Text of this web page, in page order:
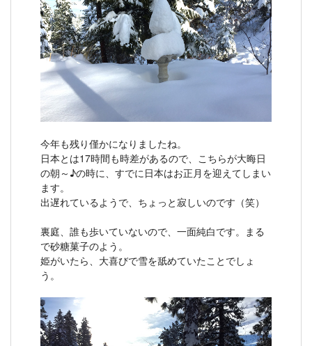
今年も残り僅かになりましたね。
日本とは17時間も時差があるので、こちらが大晦日
の朝～♪の時に、すでに日本はお正月を迎えてしまい
ます。
出遅れているようで、ちょっと寂しいのです（笑）
裏庭、誰も歩いていないので、一面純白です。まる
で砂糖菓子のよう。
姫がいたら、大喜びで雪を舐めていたことでしょ
う。